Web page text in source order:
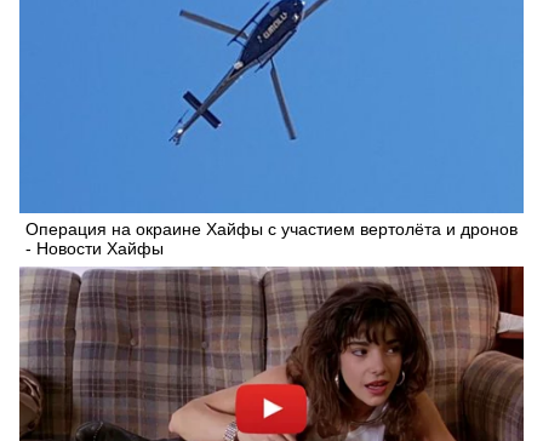
Операция на окраине Хайфы с участием вертолёта и дронов
- Новости Хайфы